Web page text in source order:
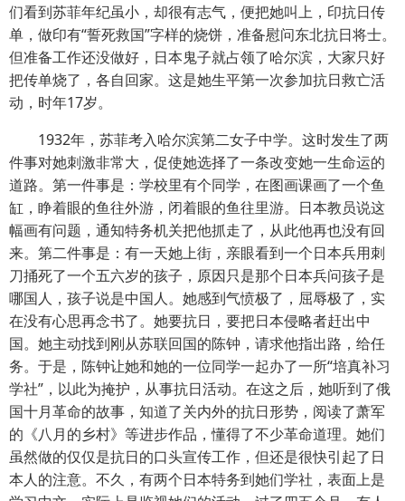
们看到苏菲年纪虽小，却很有志气，便把她叫上，印抗日传
单，做印有“誓死救国”字样的烧饼，准备慰问东北抗日将士。
但准备工作还没做好，日本鬼子就占领了哈尔滨，大家只好
把传单烧了，各自回家。这是她生平第一次参加抗日救亡活
动，时年17岁。
1932年，苏菲考入哈尔滨第二女子中学。这时发生了两
件事对她刺激非常大，促使她选择了一条改变她一生命运的
道路。第一件事是：学校里有个同学，在图画课画了一个鱼
缸，睁着眼的鱼往外游，闭着眼的鱼往里游。日本教员说这
幅画有问题，通知特务机关把他抓走了，从此他再也没有回
来。第二件事是：有一天她上街，亲眼看到一个日本兵用刺
刀捅死了一个五六岁的孩子，原因只是那个日本兵问孩子是
哪国人，孩子说是中国人。她感到气愤极了，屈辱极了，实
在没有心思再念书了。她要抗日，要把日本侵略者赶出中
国。她主动找到刚从苏联回国的陈钟，请求他指出路，给任
务。于是，陈钟让她和她的一位同学一起办了一所“培真补习
学社”，以此为掩护，从事抗日活动。在这之后，她听到了俄
国十月革命的故事，知道了关内外的抗日形势，阅读了萧军
的《八月的乡村》等进步作品，懂得了不少革命道理。她们
虽然做的仅仅是抗日的口头宣传工作，但还是很快引起了日
本人的注意。不久，有两个日本特务到她们学社，表面上是